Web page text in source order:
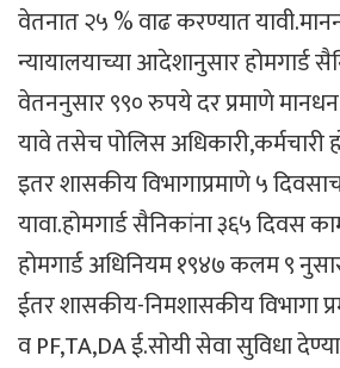
वेतनात २५ % वाढ करण्यात
न्यायालयाच्या आदेशानुसार होमगार्ड
वेतननुसार ९९० रुपये दर प्रमाणे
यावे तसेच पोलिस अधिकारी,कर्मचारी
इतर शासकीय विभागाप्रमाणे ५
यावा.होमगार्ड सैनिकांना ३६५ दिवस
होमगार्ड अधिनियम १९४७ कलम ९
ईतर शासकीय-निमशासकीय विभागा
व PF,TA,DA ई.सोयी सेवा सुविधा